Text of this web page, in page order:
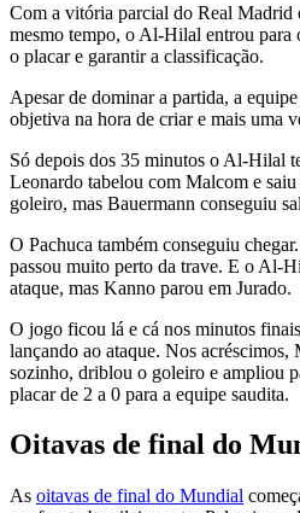
Com a vitória parcial do Real Madrid
mesmo tempo, o Al-Hilal entrou para
o placar e garantir a classificação.
Apesar de dominar a partida, a
objetiva na hora de criar e mais uma
Só depois dos 35 minutos o Al-Hilal
Leonardo tabelou com Malcom e
goleiro, mas Bauermann conseguiu
O Pachuca também conseguiu
passou muito perto da trave. E o Al-
ataque, mas Kanno parou em Jurado.
O jogo ficou lá e cá nos minutos
lançando ao ataque. Nos acréscimos,
sozinho, driblou o goleiro e ampliou
placar de 2 a 0 para a equipe saudita.
Oitavas de final do
As oitavas de final do Mundial